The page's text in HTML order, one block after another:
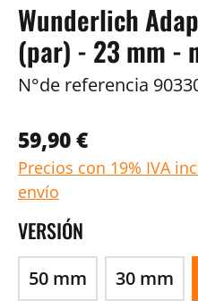
Wunderlich
(par) - 23 mm -
N°de referencia
59,90 €
Precios con 19% IVA
envío
VERSIÓN
50 mm 30 mm